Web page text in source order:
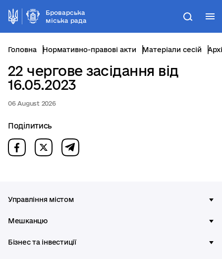
Броварська
міська рада
Пошук
Головна Нормативно-правові акти Матеріали сесій
22 чергове засідання від
16.05.2023
06 August 2026
Поділитись
Управління містом
Мешканцю
Бізнес та інвестиції